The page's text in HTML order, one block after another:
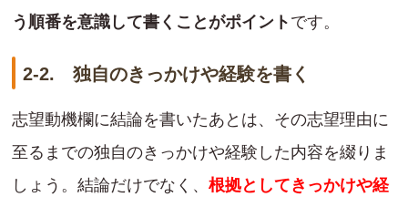
う順番を意識して書くことがポイント です。
2-2. 独自のきっかけや経験を書く
志望動機欄に結論を書いたあとは、その志望理由に
至るまでの独自のきっかけや経験した内容を綴りま
しょう。結論だけでなく、 根拠としてきっかけや経